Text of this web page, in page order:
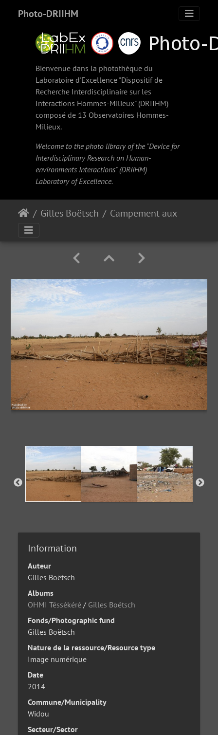
Photo-DRIIHM
Bienvenue dans la photothèque du
Laboratoire d'Excellence "Dispositif de
Recherche Interdisciplinaire sur les
Interactions Hommes-Milieux" (DRIIHM)
composé de 13 Observatoires Hommes-
Milieux.
Welcome to the photo library of the "Device for
Interdisciplinary Research on Human-
environments Interactions" (DRIIHM)
Laboratory of Excellence.
Gilles Boëtsch
Information
Auteur
Gilles Boëtsch
Albums
OHMI Téssékéré / Gilles Boëtsch
Fonds/Photographic fund
Gilles Boëtsch
Nature de la ressource/Resource type
Image numérique
Date
2014
Commune/Municipality
Widou
Secteur/Sector